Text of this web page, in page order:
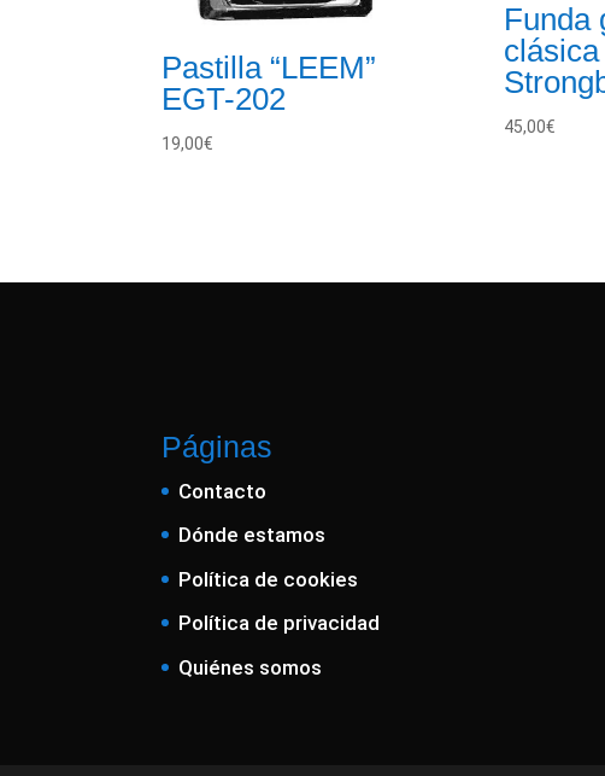
Pastilla “LEEM”
EGT-202
19,00€
Funda
45,00€
Páginas
Contacto
Dónde estamos
Política de cookies
Política de privacidad
Quiénes somos